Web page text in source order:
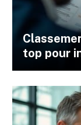
top pour